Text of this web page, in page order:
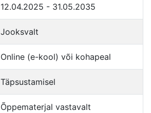
12.04.2025 - 31.05.2035
Jooksvalt
Online (e-kool) või kohapeal
Täpsustamisel
Õppematerjal vastavalt